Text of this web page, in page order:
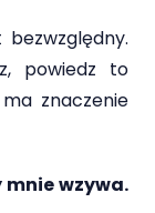
powiedz to
znaczenie
wzywa.